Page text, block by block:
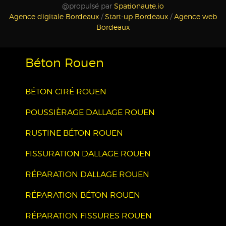
@propulsé par Spationaute.io
Agence digitale Bordeaux /Start-up Bordeaux /Agence web
Bordeaux
Béton Rouen
BÉTON CIRÉ ROUEN
POUSSIÈRAGE DALLAGE ROUEN
RUSTINE BÉTON ROUEN
FISSURATION DALLAGE ROUEN
RÉPARATION DALLAGE ROUEN
RÉPARATION BÉTON ROUEN
RÉPARATION FISSURES ROUEN